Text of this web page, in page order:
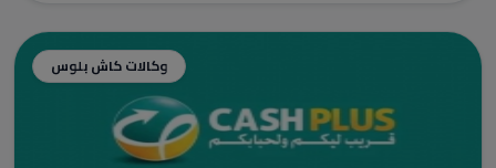
وكالات كاش بلوس